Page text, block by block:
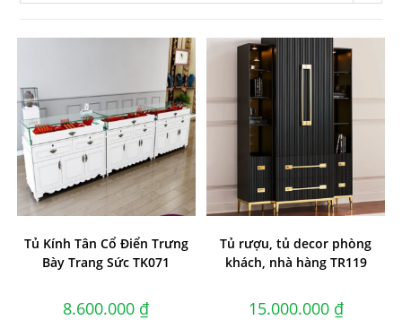
Tủ Kính Tân Cổ Điển Trưng
Bày Trang Sức TK071
8.600.000 ₫
Tủ rượu, tủ decor phòng
khách, nhà hàng TR119
15.000.000 ₫